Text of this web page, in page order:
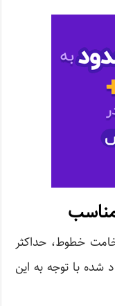
خطوط، حداکثر
شده با توجه به این